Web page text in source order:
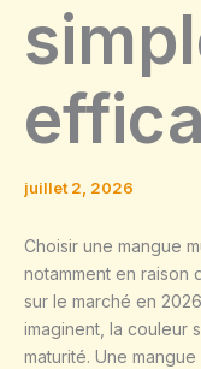
juillet 2, 2026
Choisir une mangue
notamment en raison
sur le marché en
imaginent, la couleur
maturité. Une